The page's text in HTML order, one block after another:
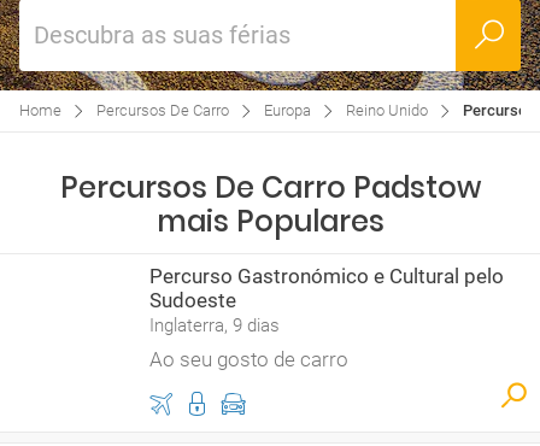
Descubra as suas férias
Home Percursos De Carro Europa Reino Unido Percursos
Percursos De Carro Padstow
mais Populares
Percurso Gastronómico e Cultural pelo
Sudoeste
Inglaterra, 9 dias
Ao seu gosto de carro